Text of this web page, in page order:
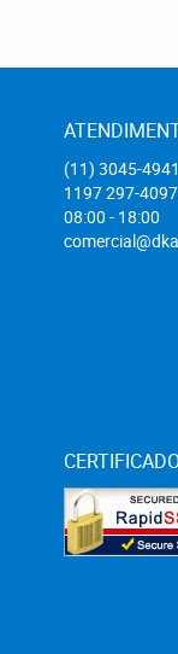
(11) 3045-4941
1197297-4097
08:00 - 18:00